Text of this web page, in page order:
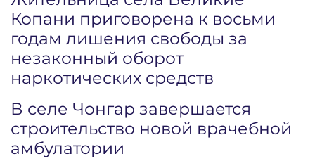
Копани приговорена к восьми
годам лишения свободы за
незаконный оборот
наркотических средств
В селе Чонгар завершается
строительство новой врачебной
амбулатории